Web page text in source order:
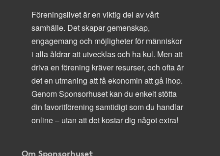
Föreningslivet är en viktig del av vårt
samhälle. Det skapar gemenskap,
engagemang och möjligheter för människor
i alla åldrar att utvecklas och ha kul. Men att
driva en förening kräver resurser, och ofta är
det en utmaning att få ekonomin att gå ihop.
Genom Sponsorhuset kan du enkelt stötta
din favoritförening samtidigt som du handlar
online – utan att det kostar dig något extra!
Om Sponsorhuset